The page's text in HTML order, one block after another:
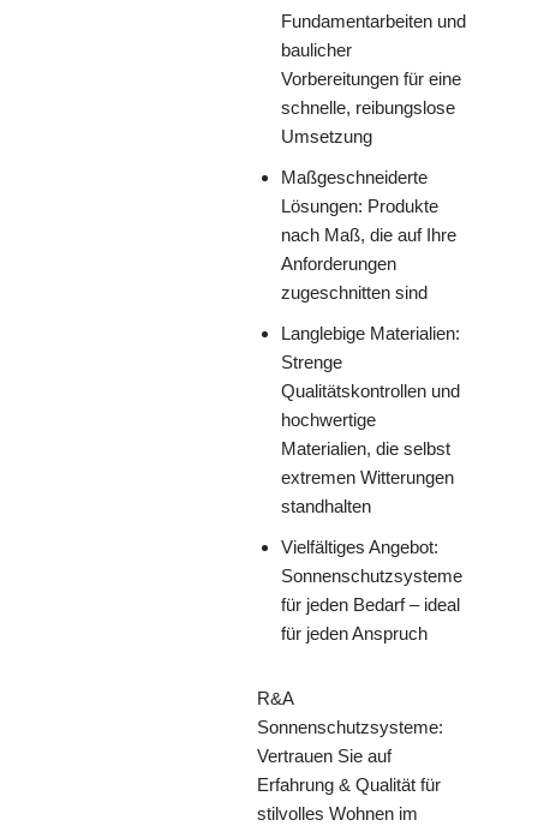
Fundamentarbeiten und
baulicher
Vorbereitungen für eine
schnelle, reibungslose
Umsetzung
Maßgeschneiderte
Lösungen: Produkte
nach Maß, die auf Ihre
Anforderungen
zugeschnitten sind
Langlebige Materialien:
Strenge
Qualitätskontrollen und
hochwertige
Materialien, die selbst
extremen Witterungen
standhalten
Vielfältiges Angebot:
Sonnenschutzsysteme
für jeden Bedarf – ideal
für jeden Anspruch
R&A
Sonnenschutzsysteme:
Vertrauen Sie auf
Erfahrung & Qualität für
stilvolles Wohnen im